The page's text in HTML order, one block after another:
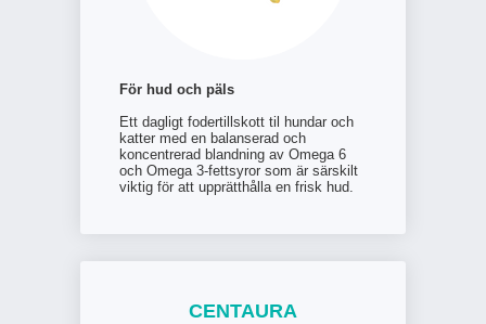
För hud och päls
Ett dagligt fodertillskott til hundar och
katter med en balanserad och
koncentrerad blandning av Omega 6
och Omega 3-fettsyror som är särskilt
viktig för att upprätthålla en frisk hud.
CENTAURA